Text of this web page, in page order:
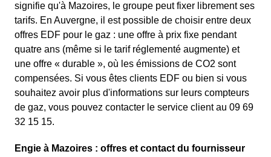
signifie qu'à Mazoires, le groupe peut fixer librement ses
tarifs. En Auvergne, il est possible de choisir entre deux
offres EDF pour le gaz : une offre à prix fixe pendant
quatre ans (même si le tarif réglementé augmente) et
une offre « durable », où les émissions de CO2 sont
compensées. Si vous êtes clients EDF ou bien si vous
souhaitez avoir plus d'informations sur leurs compteurs
de gaz, vous pouvez contacter le service client au 09 69
32 15 15.
Engie à Mazoires : offres et contact du fournisseur